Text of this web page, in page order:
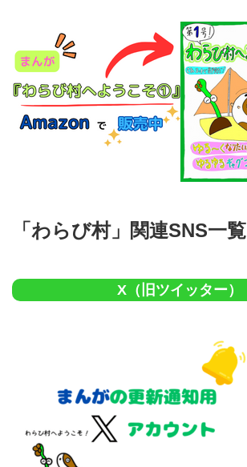
「わらび村」関連SNS一覧
X（旧ツイッター）